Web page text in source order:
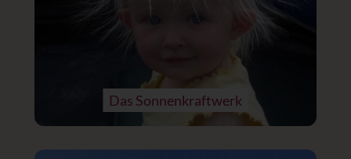
Das Sonnenkraftwerk